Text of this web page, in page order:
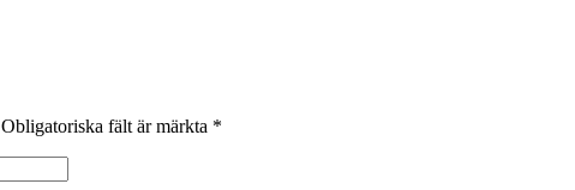
Obligatoriska fält är märkta *